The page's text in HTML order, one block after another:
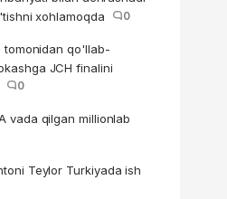
xohlamoqda
0
tomonidan qo'llab-
JCH finalini
0
vada qilgan millionlab
Teylor Turkiyada ish